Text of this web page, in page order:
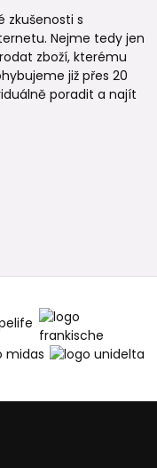
zkušenosti s
Nejme tedy jen
zboží, kterému
již přes 20
poradit a najít